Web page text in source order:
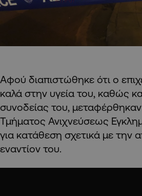
Αφού διαπιστώθηκε ότι ο
καλά στην υγεία του, καθώς
συνοδείας του,
Τμήματος Ανιχνεύσεως
για κατάθεση σχετικά με την
εναντίον του.